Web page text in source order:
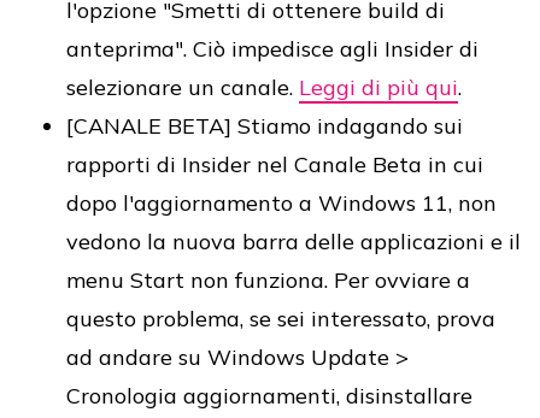
l'opzione "Smetti di ottenere build di
anteprima". Ciò impedisce agli Insider di
selezionare un canale. Leggi di più qui.
[CANALE BETA] Stiamo indagando sui
rapporti di Insider nel Canale Beta in cui
dopo l'aggiornamento a Windows 11, non
vedono la nuova barra delle applicazioni e il
menu Start non funziona. Per ovviare a
questo problema, se sei interessato, prova
ad andare su Windows Update >
Cronologia aggiornamenti, disinstallare